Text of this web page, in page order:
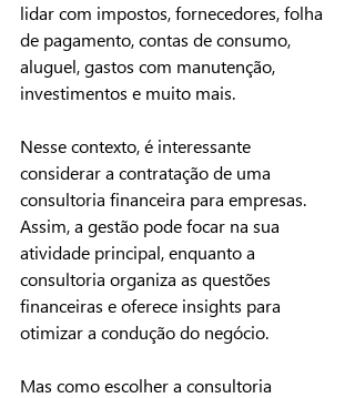
lidar com impostos, fornecedores, folha
de pagamento, contas de consumo,
aluguel, gastos com manutenção,
investimentos e muito mais.
Nesse contexto, é interessante
considerar a contratação de uma
consultoria financeira para empresas.
Assim, a gestão pode focar na sua
atividade principal, enquanto a
consultoria organiza as questões
financeiras e oferece insights para
otimizar a condução do negócio.
Mas como escolher a consultoria